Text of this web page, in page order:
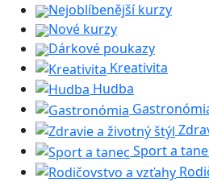
Nejoblíbenější kurzy
Nové kurzy
Dárkové poukazy
Kreativita
Hudba
Sport a